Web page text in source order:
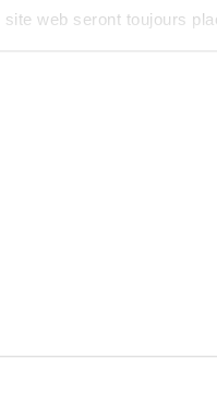
site web seront toujours